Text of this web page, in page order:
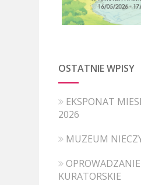
OSTATNIE WPISY
EKSPONAT
2026
MUZEUM
OPROWADZANIE
KURATORSKIE